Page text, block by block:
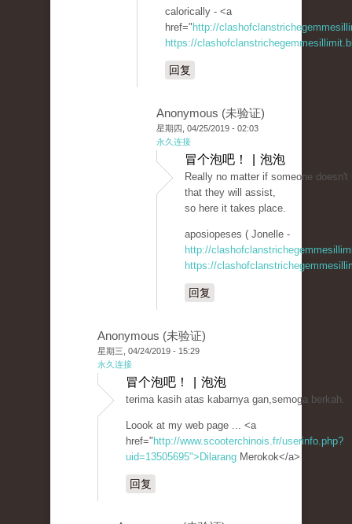
calorically - <a
href=" http://
https://
回复
Anonymous (未验证)
星期四, 04/25/2019 - 02:03
永久连接
冒个泡吧！ | 泡泡
Really no matter if someone
that they will assist,
so here it takes place.
aposiopeses ( Jonelle -
http://
https://
回复
Anonymous (未验证)
星期三, 04/24/2019 - 15:29
永久连接
冒个泡吧！ | 泡泡
terima kasih atas kabarnya gan,semoga berkah.
Loook at my web page ... <a
href=" http://www.scooterchinois.fr/userinfo.php?
uid=13505695">Dilarang Merokok</a>
回复